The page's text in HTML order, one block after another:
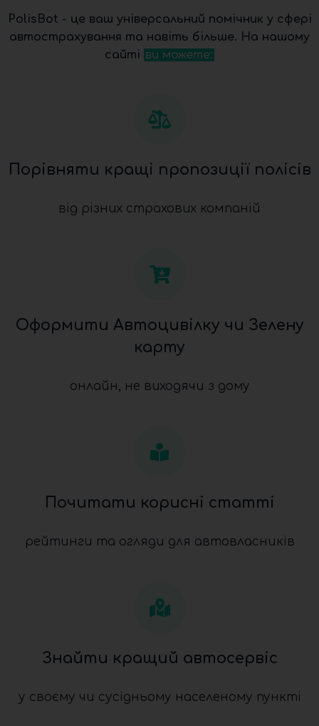
PolisBot - це ваш універсальний помічник у сфері
автострахування та навіть більше. На нашому
сайті ви можете:
Порівняти кращі пропозиції полісів
від різних страхових компаній
Оформити Автоцивілку чи Зелену
карту
онлайн, не виходячи з дому
Почитати корисні статті
рейтинги та огляди для автовласників
Знайти кращий автосервіс
у своєму чи сусідньому населеному пункті